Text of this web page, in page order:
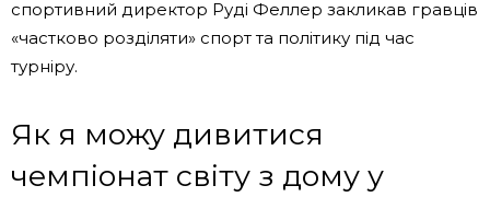
спортивний директор Руді Феллер закликав гравців
«частково розділяти» спорт та політику під час
турніру.
Як я можу дивитися
чемпіонат світу з дому у